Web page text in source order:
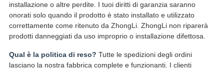
installazione o altre perdite. I tuoi diritti di garanzia saranno
onorati solo quando il prodotto è stato installato e utilizzato
correttamente come ritenuto da ZhongLi. ZhongLi non riparerà
prodotti danneggiati da uso improprio o installazione difettosa.
Qual è la politica di reso? Tutte le spedizioni degli ordini
lasciano la nostra fabbrica complete e funzionanti. I clienti